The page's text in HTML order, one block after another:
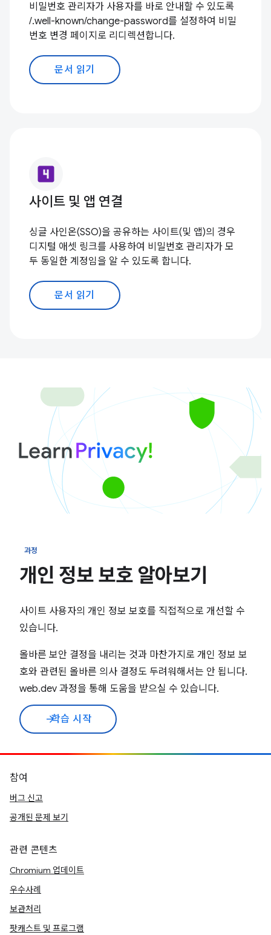
비밀번호 관리자가 사용자를 바로 안내할 수 있도록
/.well-known/change-password를 설정하여 비밀
번호 변경 페이지로 리디렉션합니다.
문서 읽기
looks_4
사이트 및 앱 연결
싱글 사인온(SSO)을 공유하는 사이트(및 앱)의 경우
디지털 애셋 링크를 사용하여 비밀번호 관리자가 모
두 동일한 계정임을 알 수 있도록 합니다.
문서 읽기
과정
개인 정보 보호 알아보기
사이트 사용자의 개인 정보 보호를 직접적으로 개선할 수
있습니다.
올바른 보안 결정을 내리는 것과 마찬가지로 개인 정보 보
호와 관련된 올바른 의사 결정도 두려워해서는 안 됩니다.
web.dev 과정을 통해 도움을 받으실 수 있습니다.
arrow_forward
학습 시작
참여
버그 신고
공개된 문제 보기
관련 콘텐츠
Chromium 업데이트
우수사례
보관처리
팟캐스트 및 프로그램